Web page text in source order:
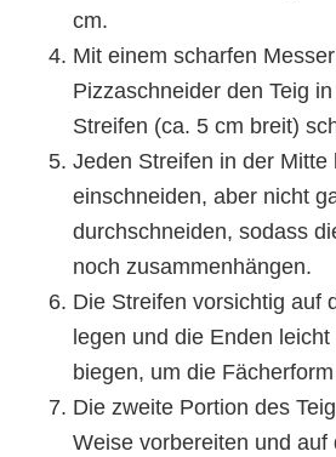
cm.
Mit einem scharfen
Pizzaschneider den Teig
Streifen (ca. 5 cm breit)
Jeden Streifen in der Mitte
einschneiden, aber nicht
durchschneiden, sodass
noch zusammenhängen.
Die Streifen vorsichtig auf
legen und die Enden
biegen, um die
Die zweite Portion des
Weise vorbereiten und auf